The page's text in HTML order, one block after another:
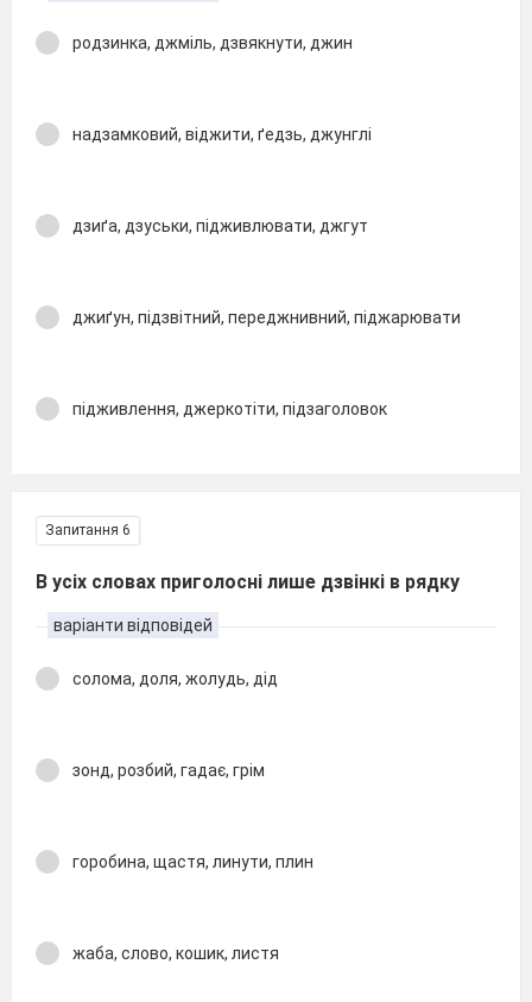
родзинка, джміль, дзвякнути, джин
надзамковий, віджити, ґедзь, джунглі
дзиґа, дзуськи, підживлювати, джгут
джиґун, підзвітний, переджнивний, піджарювати
підживлення, джеркотіти, підзаголовок
Запитання 6
В усіх словах приголосні лише дзвінкі в рядку
варіанти відповідей
солома, доля, жолудь, дід
зонд, розбий, гадає, грім
горобина, щастя, линути, плин
жаба, слово, кошик, листя